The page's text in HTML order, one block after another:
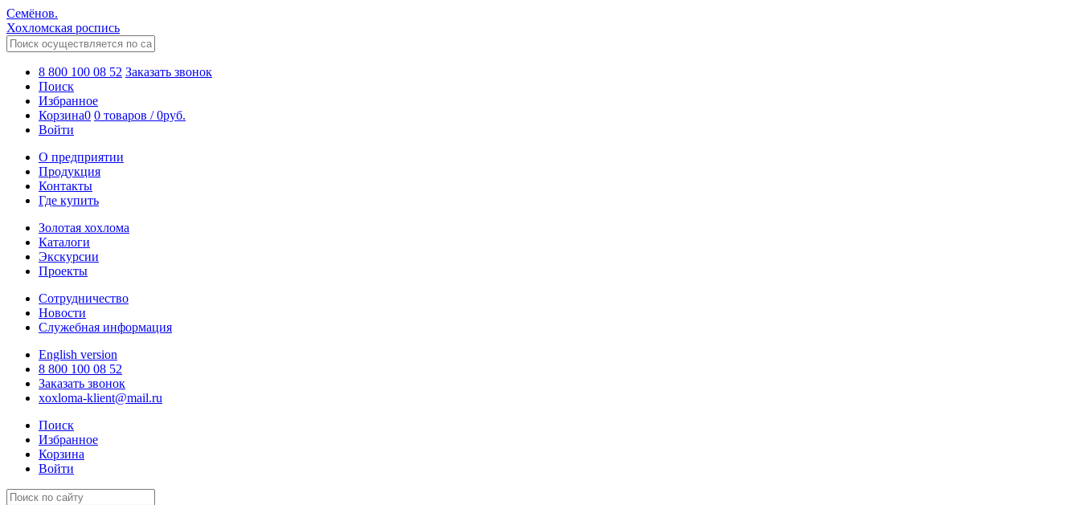
Семёнов.
Хохломская роспись
8 800 100 08 52 Заказать звонок
Поиск
Избранное
Корзина0 0 товаров /0руб.
Войти
О предприятии
Продукция
Контакты
Где купить
Золотая хохлома
Каталоги
Экскурсии
Проекты
Сотрудничество
Новости
Служебная информация
English version
8 800 100 08 52
Заказать звонок
xoxloma-klient@mail.ru
Поиск
Избранное
Корзина
Войти